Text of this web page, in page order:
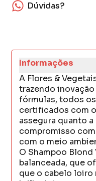
Dúvidas?
Informações
A Flores &
trazendo
fórmulas, todos
certificados com o
assegura quanto
compromisso
com o meio
O Shampoo
balanceada, que
que o cabelo loiro